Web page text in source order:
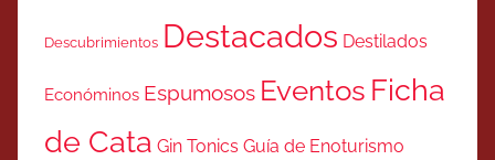
Descubrimientos Destacados Destilados
Económinos Espumosos Eventos Ficha
de Cata Gin Tonics Guía de Enoturismo